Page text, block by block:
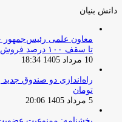
دانش‌ بنیان‌
معاون علمی رئیس‌جمهور
تا سقف ۱۰۰ درصد فروش دانش‌بنیان‌ها
10 مرداد 1405 18:34
راه‌اندازی دو صندوق جدید
تومان
5 مرداد 1405 20:06